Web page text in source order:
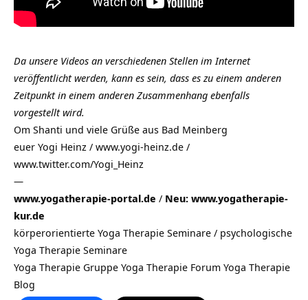
Da unsere Videos an verschiedenen Stellen im Internet
veröffentlicht werden, kann es sein, dass es zu einem anderen
Zeitpunkt in einem anderen Zusammenhang ebenfalls
vorgestellt wird.
Om Shanti und viele Grüße aus Bad Meinberg
euer Yogi Heinz / www.yogi-heinz.de /
www.twitter.com/Yogi_Heinz
—
www.yogatherapie-portal.de / Neu: www.yogatherapie-
kur.de
körperorientierte Yoga Therapie Seminare / psychologische
Yoga Therapie Seminare
Yoga Therapie Gruppe Yoga Therapie Forum Yoga Therapie
Blog